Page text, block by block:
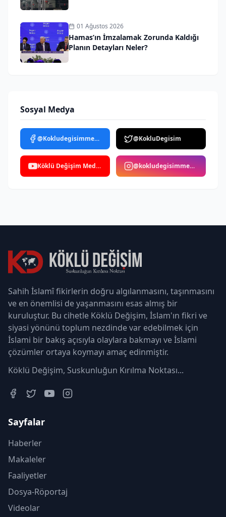
01 Ağustos 2026
Hamas’ın İmzalamak Zorunda Kaldığı
Planın Detayları Neler?
Sosyal Medya
@Kokludegisimmedya @KokluDegisim
Köklü Değişim Medya @kokludegisimmedya
Sahih İslamî fikirlerin doğru algılanmasını, taşınmasını
ve en önemlisi de yaşanmasını esas almış bir
kuruluştur. Bu cihetle Köklü Değişim, İslam'ın fikri ve
siyasi yönünü toplum nezdinde var edebilmek için
İslami bir bakış açısıyla olaylara bakmayı ve İslami
çözümler ortaya koymayı amaç edinmiştir.
Köklü Değişim, Suskunluğun Kırılma Noktası...
Sayfalar
Haberler
Makaleler
Faaliyetler
Dosya-Röportaj
Videolar